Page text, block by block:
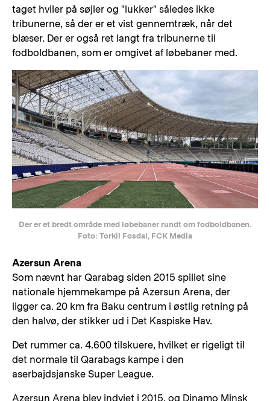
taget hviler på søjler og "lukker" således ikke
tribunerne, så der er et vist gennemtræk, når det
blæser. Der er også ret langt fra tribunerne til
fodboldbanen, som er omgivet af løbebaner med.
Der er et bredt område med løbebaner rundt om fodboldbanen.
Foto: Torkil Fosdal, FCK Media
Azersun Arena
Som nævnt har Qarabag siden 2015 spillet sine
nationale hjemmekampe på Azersun Arena, der
ligger ca. 20 km fra Baku centrum i østlig retning på
den halvø, der stikker ud i Det Kaspiske Hav.
Det rummer ca. 4.600 tilskuere, hvilket er rigeligt til
det normale til Qarabags kampe i den
aserbajdsjanske Super League.
Azersun Arena blev indviet i 2015, og Dinamo Minsk